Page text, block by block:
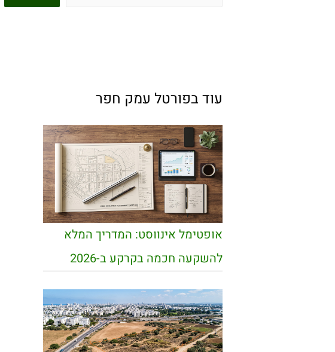
עוד בפורטל עמק חפר
אופטימל אינווסט: המדריך המלא
להשקעה חכמה בקרקע ב-2026